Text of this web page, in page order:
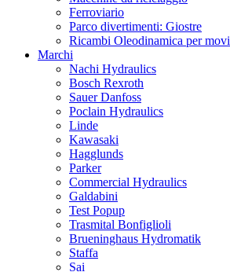
Ferroviario
Parco divertimenti: Giostre
Ricambi Oleodinamica per
Marchi
Nachi Hydraulics
Bosch Rexroth
Sauer Danfoss
Poclain Hydraulics
Linde
Kawasaki
Hagglunds
Parker
Commercial Hydraulics
Galdabini
Test Popup
Trasmital Bonfiglioli
Brueninghaus Hydromatik
Staffa
Sai